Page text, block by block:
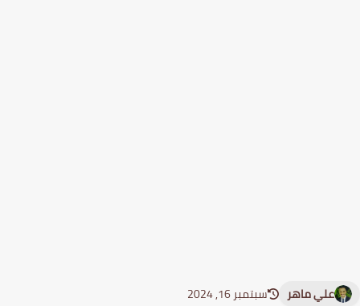
علي ماهر سبتمبر 16, 2024